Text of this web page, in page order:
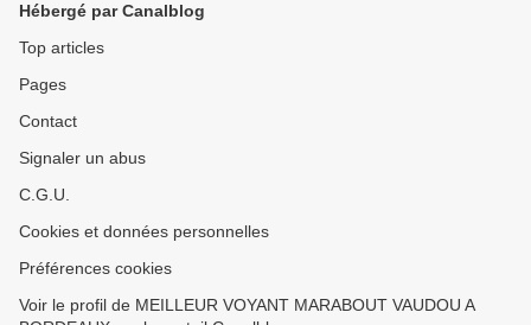
Hébergé par Canalblog
Top articles
Pages
Contact
Signaler un abus
C.G.U.
Cookies et données personnelles
Préférences cookies
Voir le profil de MEILLEUR VOYANT MARABOUT VAUDOU A